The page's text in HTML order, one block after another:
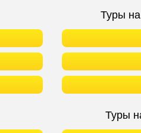
Туры
Туры